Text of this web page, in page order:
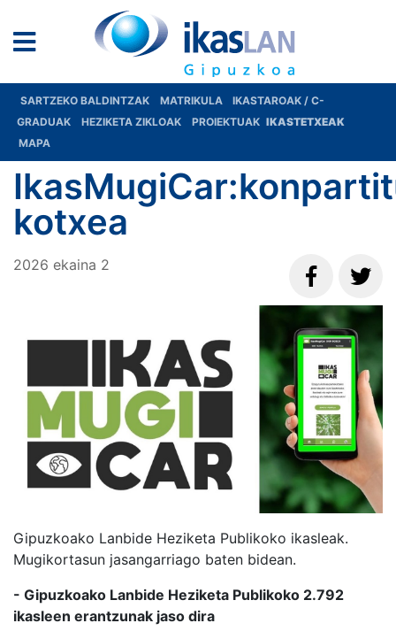
SARTZEKO BALDINTZAK MATRIKULA
IKASTAROAK / C-
GRADUAK
HEZIKETA ZIKLOAK PROIEKTUAK IKASTETXEAK
MAPA
kotxea
2026 ekaina 2
Gipuzkoako Lanbide Heziketa Publikoko ikasleak.
Mugikortasun jasangarriago baten bidean.
- Gipuzkoako Lanbide Heziketa Publikoko 2.792
ikasleen erantzunak jaso dira